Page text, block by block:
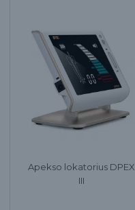
Apekso lokatorius DPEX
III